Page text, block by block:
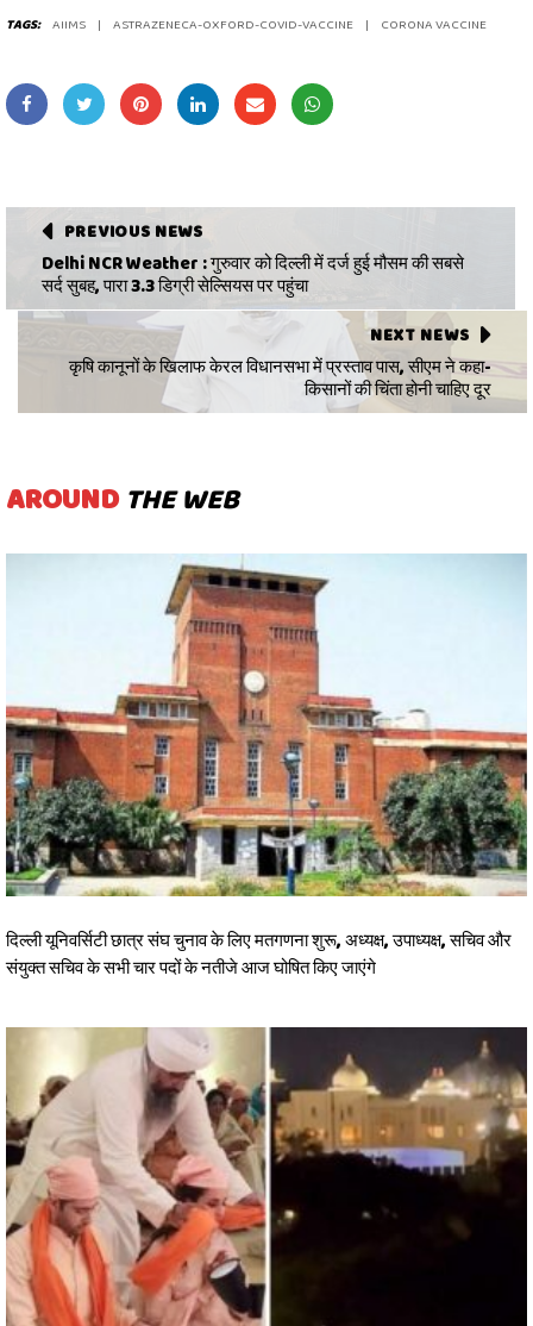
TAGS: AIIMS ASTRAZENECA-OXFORD-COVID-VACCINE CORONA VACCINE
PREVIOUS NEWS
Delhi NCR Weather : गुरुवार को दिल्ली में दर्ज हुई मौसम की सबसे
सर्द सुबह, पारा 3.3 डिग्री सेल्सियस पर पहुंचा
NEXT NEWS
कृषि कानूनों के खिलाफ केरल विधानसभा में प्रस्ताव पास, सीएम ने कहा-
किसानों की चिंता होनी चाहिए दूर
AROUND THE WEB
दिल्ली यूनिवर्सिटी छात्र संघ चुनाव के लिए मतगणना शुरू, अध्यक्ष, उपाध्यक्ष, सचिव और
संयुक्त सचिव के सभी चार पदों के नतीजे आज घोषित किए जाएंगे